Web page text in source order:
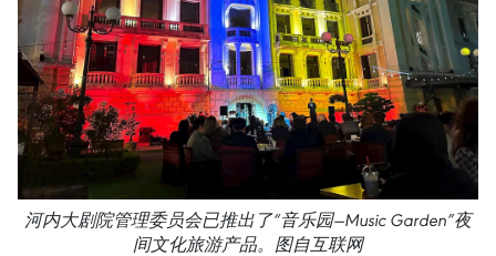
河内大剧院管理委员会已推出了“音乐园—Music Garden”夜
间文化旅游产品。图自互联网